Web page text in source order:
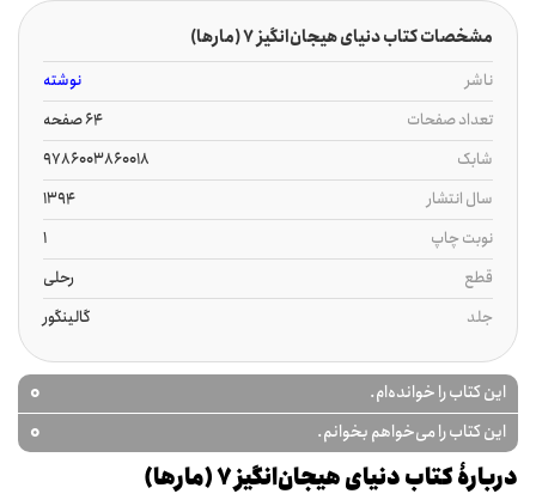
مشخصات کتاب دنیای هیجان‌انگیز 7 (مارها)
ناشر
نوشته
تعداد صفحات
64 صفحه
شابک
9786003860018
سال انتشار
1394
نوبت چاپ
1
قطع
رحلی
جلد
گالینگور
این کتاب را خوانده‌ام. 0
این کتاب را می‌خواهم بخوانم. 0
دربارۀ کتاب دنیای هیجان‌انگیز 7 (مارها)